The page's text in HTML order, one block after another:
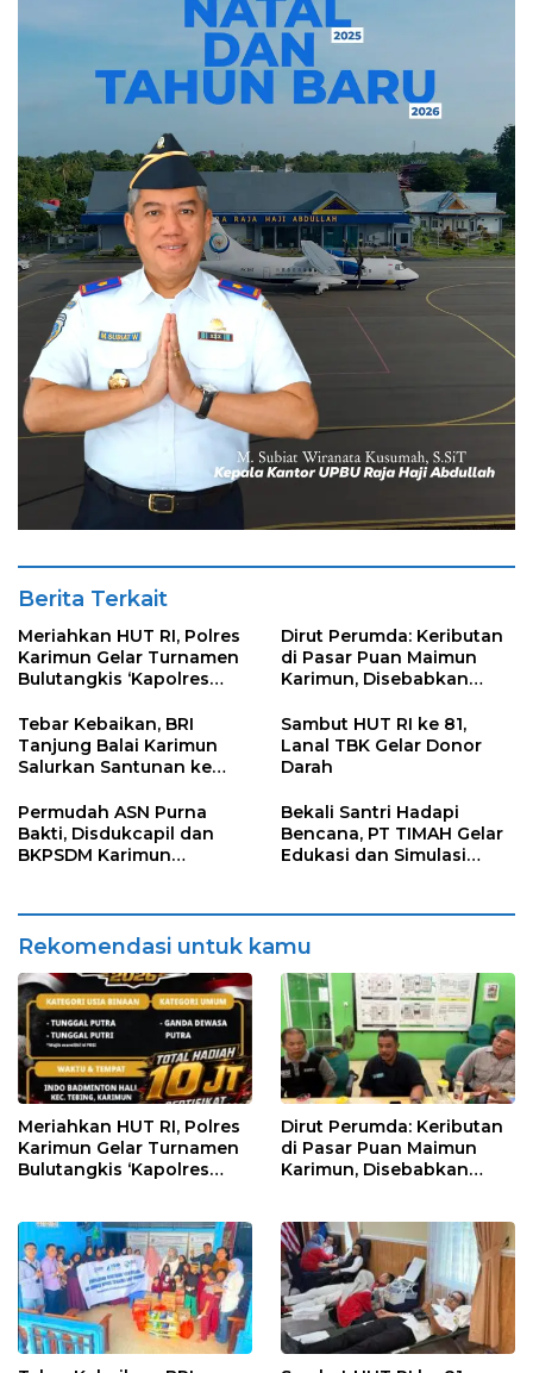
Berita Terkait
Meriahkan HUT RI, Polres
Karimun Gelar Turnamen
Bulutangkis ‘Kapolres
Dirut Perumda: Keributan
di Pasar Puan Maimun
Karimun, Disebabkan
Petugas dan Pedagang
Tebar Kebaikan, BRI
Tanjung Balai Karimun
Salurkan Santunan ke
Sambut HUT RI ke 81,
Lanal TBK Gelar Donor
Darah
Permudah ASN Purna
Bakti, Disdukcapil dan
BKPSDM Karimun
Bekali Santri Hadapi
Bencana, PT TIMAH Gelar
Edukasi dan Simulasi
Darul Furqan
Rekomendasi untuk kamu
Meriahkan HUT RI, Polres
Karimun Gelar Turnamen
Bulutangkis ‘Kapolres
Dirut Perumda: Keributan
di Pasar Puan Maimun
Karimun, Disebabkan